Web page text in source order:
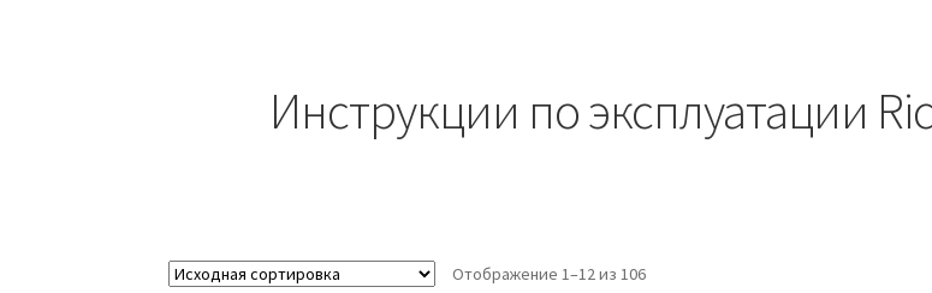
Инструкции по эксплуатации
Отображение 1–12 из 106